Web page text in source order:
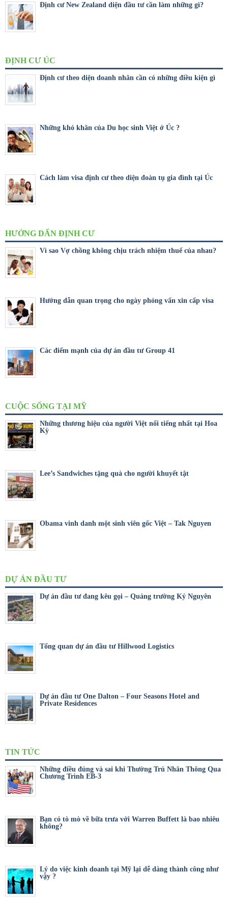
Định cư New Zealand diện đầu tư cần làm những gì?
ĐỊNH CƯ ÚC
Định cư theo diện doanh nhân cần có những điều kiện gì
Những khó khăn của Du học sinh Việt ở Úc ?
Cách làm visa định cư theo diện đoàn tụ gia đình tại Úc
HƯỚNG DẨN ĐỊNH CƯ
Vì sao Vợ chồng không chịu trách nhiệm thuế của nhau?
Hướng dẫn quan trọng cho ngày phỏng vấn xin cấp visa
Các điểm mạnh của dự án đầu tư Group 41
CUỘC SỐNG TẠI MỸ
Những thương hiệu của người Việt nổi tiếng nhất tại Hoa
Kỳ
Lee’s Sandwiches tặng quà cho người khuyết tật
Obama vinh danh một sinh viên gốc Việt – Tak Nguyen
DỰ ÁN ĐẦU TƯ
Dự án đầu tư đang kêu gọi – Quảng trường Kỷ Nguyên
Tổng quan dự án đầu tư Hillwood Logistics
Dự án đầu tư One Dalton – Four Seasons Hotel and
Private Residences
TIN TỨC
Những điều đúng và sai khi Thường Trú Nhân Thông Qua
Chương Trình EB-3
Bạn có tò mò về bữa trưa với Warren Buffett là bao nhiêu
không?
Lý do việc kinh doanh tại Mỹ lại dễ dàng thành công như
vậy ?